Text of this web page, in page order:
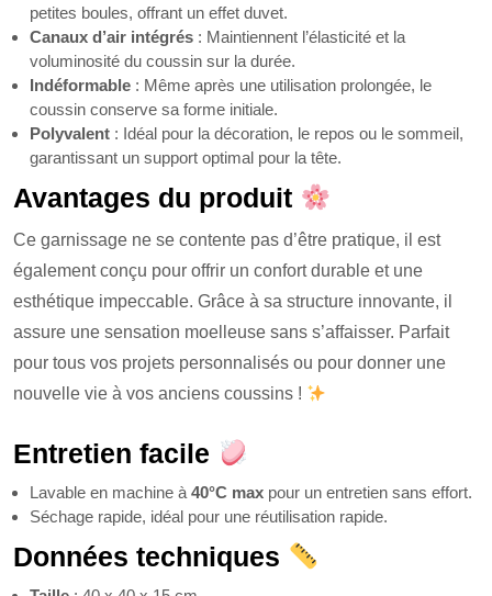
petites boules, offrant un effet duvet.
Canaux d’air intégrés : Maintiennent l’élasticité et la
voluminosité du coussin sur la durée.
Indéformable : Même après une utilisation prolongée, le
coussin conserve sa forme initiale.
Polyvalent : Idéal pour la décoration, le repos ou le sommeil,
garantissant un support optimal pour la tête.
Avantages du produit
Ce garnissage ne se contente pas d’être pratique, il est
également conçu pour offrir un confort durable et une
esthétique impeccable. Grâce à sa structure innovante, il
assure une sensation moelleuse sans s’affaisser. Parfait
pour tous vos projets personnalisés ou pour donner une
nouvelle vie à vos anciens coussins !
Entretien facile
Lavable en machine à 40°C max pour un entretien sans effort.
Séchage rapide, idéal pour une réutilisation rapide.
Données techniques